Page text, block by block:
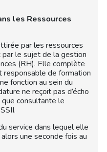
les Ressources
par les ressources
le sujet de la gestion
(RH). Elle complète
responsable de formation
fonction au sein du
ne reçoit pas d’écho
consultante le
service dans lequel elle
une seconde fois au